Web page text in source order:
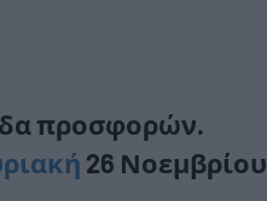
προσφορών.
26